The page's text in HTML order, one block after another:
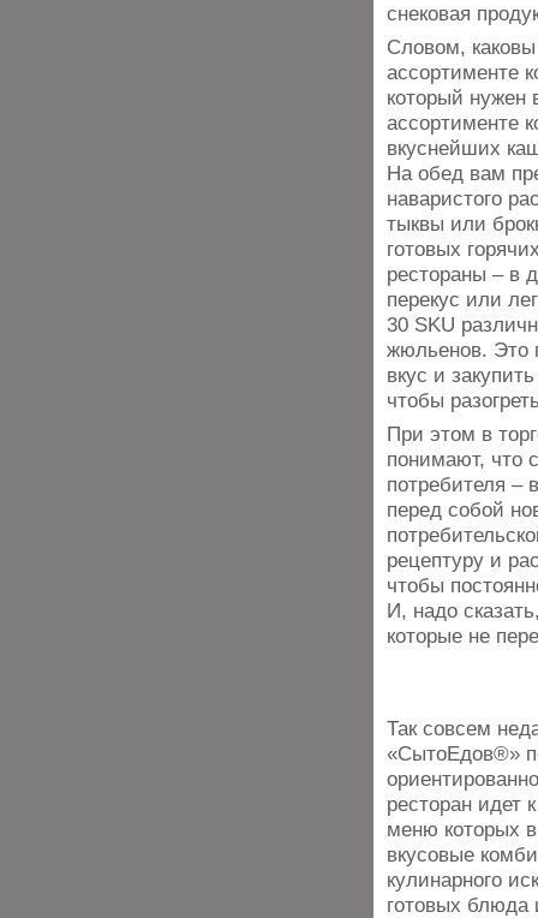
снековая
Словом,
ассортименте
который нужен
ассортименте
вкуснейших
На обед вам
наваристого
тыквы или
готовых
рестораны – в
перекус или
30 SKU
жюльенов. Это
вкус и
чтобы
При этом в
понимают, что
потребителя –
перед собой
рецептуру и
чтобы
И, надо
которые не
Так совсем
«СытоЕдов®»
ресторан идет
меню которых
вкусовые
кулинарного
готовых блюда